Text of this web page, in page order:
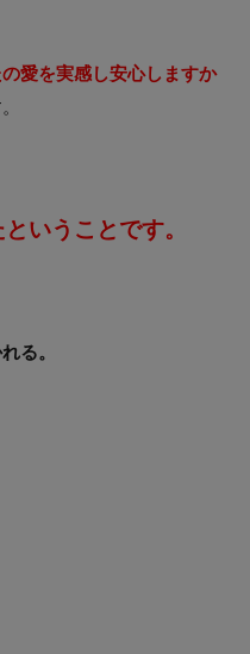
愛を実感し安心しますか
いうことです。
る。